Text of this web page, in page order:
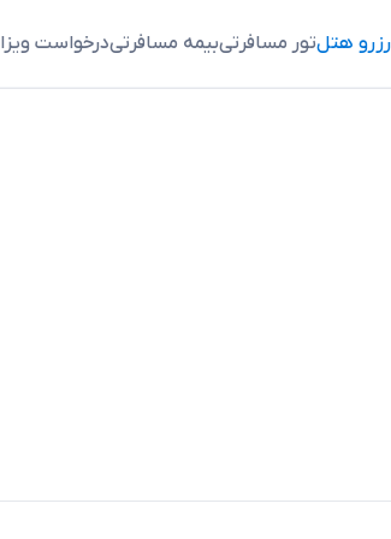
رزرو هتلتور مسافرتیبیمه مسافرتیدرخواست ویزا